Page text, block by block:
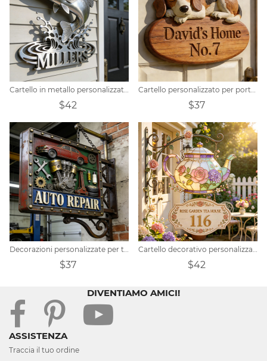
Cartello in metallo personalizzato per porta a tema pesca
$42
Cartello personalizzato per porta a tema Beagle
$37
Decorazioni personalizzate per targhe porta a tema auto retrò
$37
Cartello decorativo personalizzato in vetro colorato a tema casa da tè in giardino.
$42
DIVENTIAMO AMICI!
ASSISTENZA
Traccia il tuo ordine